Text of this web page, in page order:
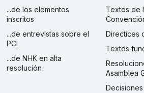
...de los elementos
inscritos
...de entrevistas sobre el
PCI
...de NHK en alta
resolución
Textos de
Directices
Textos
Asamblea